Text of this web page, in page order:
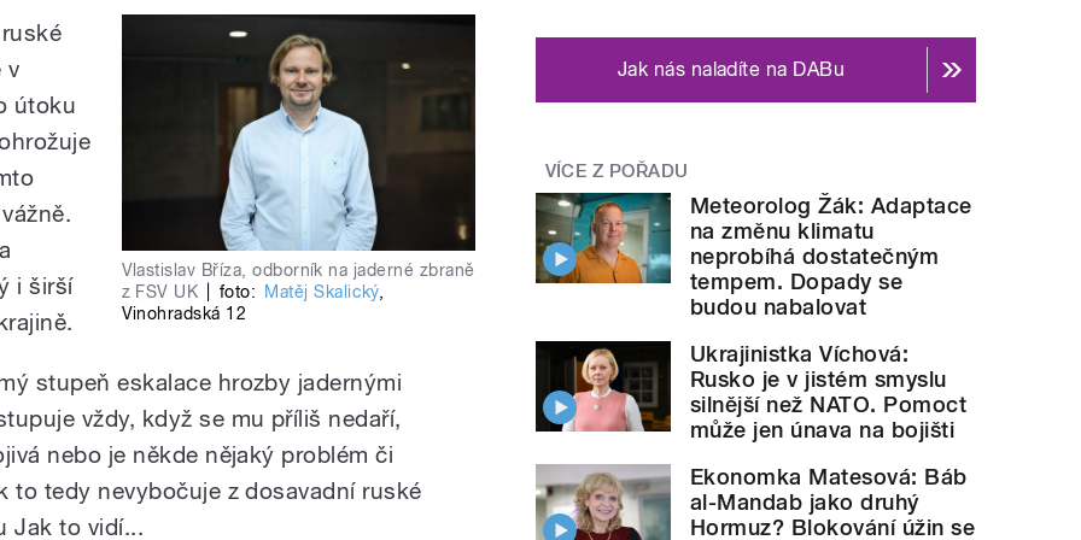
Vlastislav Bříza, odborník na jaderné zbraně
z FSV UK
foto: Matěj Skalický,
Vinohradská 12
v
útoku
i širší
stupeň eskalace hrozby jadernými
vždy, když se mu příliš nedaří,
nebo je někde nějaký problém či
to tedy nevybočuje z dosavadní ruské
Jak to vidí...
Jak nás naladíte na DABu
VÍCE Z POŘADU
Meteorolog Žák: Adaptace
na změnu klimatu
neprobíhá dostatečným
tempem. Dopady se
budou nabalovat
Ukrajinistka Víchová:
Rusko je v jistém smyslu
silnější než NATO. Pomoct
může jen únava na bojišti
Ekonomka Matesová: Báb
al-Mandab jako druhý
Hormuz? Blokování úžin se